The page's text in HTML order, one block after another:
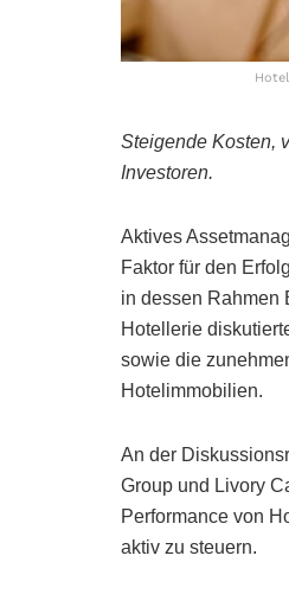
Steigende Kosten,
Investoren.
Aktives
Faktor für den
in dessen Rahmen
Hotellerie
sowie die
Hotelimmobilien.
An der
Group und Livory
Performance von
aktiv zu steuern.